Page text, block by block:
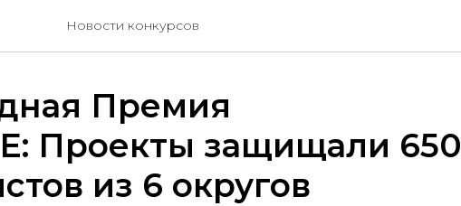
Новости конкурсов
Премия
Проекты защищали 650
из 6 округов